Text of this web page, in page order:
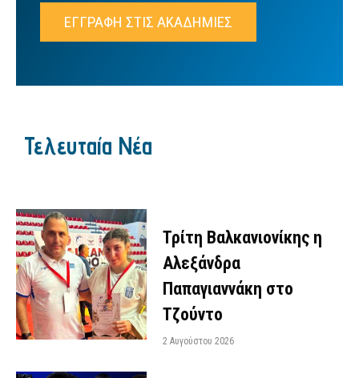
ΕΓΓΡΑΦΗ ΣΤΙΣ ΑΚΑΔΗΜΙΕΣ
Τελευταία Νέα
Τρίτη Βαλκανιονίκης η
Αλεξάνδρα
Παπαγιαννάκη στο
Τζούντο
2 Αυγούστου 2026